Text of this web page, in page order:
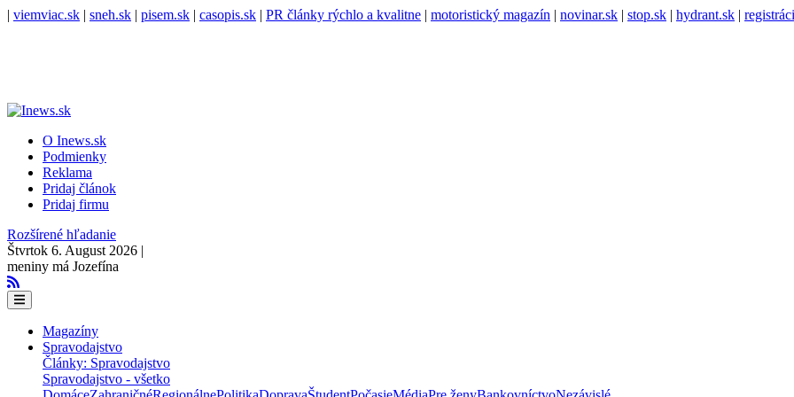
| viemviac.sk | sneh.sk | pisem.sk | casopis.sk | PR články rýchlo a kvalitne | motoristický magazín | novinar.sk | stop.sk | hydrant.sk |
O Inews.sk
Podmienky
Reklama
Pridaj článok
Pridaj firmu
Rozšírené hľadanie
Štvrtok 6. August 2026 |
meniny má Jozefína
Magazíny
Spravodajstvo
Články: Spravodajstvo
Spravodajstvo - všetko